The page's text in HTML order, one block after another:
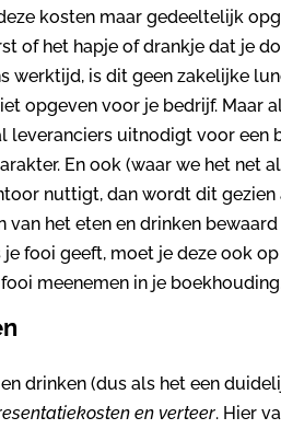
kosten maar gedeeltelijk
of het hapje of drankje dat je
werktijd, is dit geen zakelijke
opgeven voor je bedrijf. Maar
leveranciers uitnodigt voor een
En ook (waar we het net
nuttigt, dan wordt dit gezien
het eten en drinken
fooi geeft, moet je deze ook
meenemen in je
drinken (dus als het een
en verteer. Hier